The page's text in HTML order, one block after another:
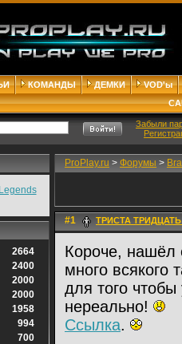
КОМАНДЫ ДЕМКИ
VOD'ы
Забыли
2664
2400
2000
2000
1958
994
700
ProPlay.ru > Форумы >
#1 ТРИСТА
Короче, нашёл
много всякого
для того
нереально!
Ссылка.